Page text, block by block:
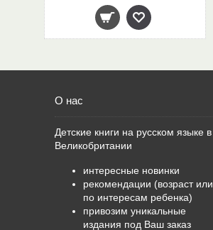
О нас
Детские книги на русском языке в
Великобритании
интересные новинки
рекомендации (возраст или
по интересам ребенка)
привозим уникальные
издания под Ваш заказ